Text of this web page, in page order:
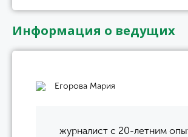
Информация о ведущих
Егорова Мария
журналист с 20-летним